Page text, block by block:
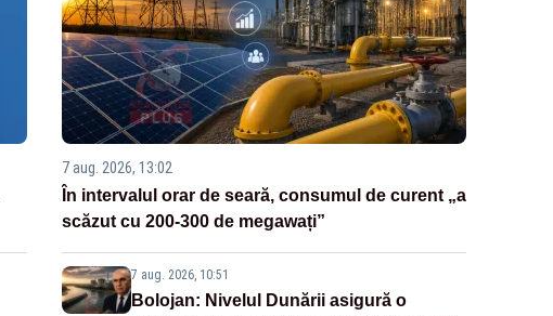
7 aug. 2026, 13:02
În intervalul orar de seară, consumul de curent „a
scăzut cu 200-300 de megawați”
7 aug. 2026, 10:51
Bolojan: Nivelul Dunării asigură o